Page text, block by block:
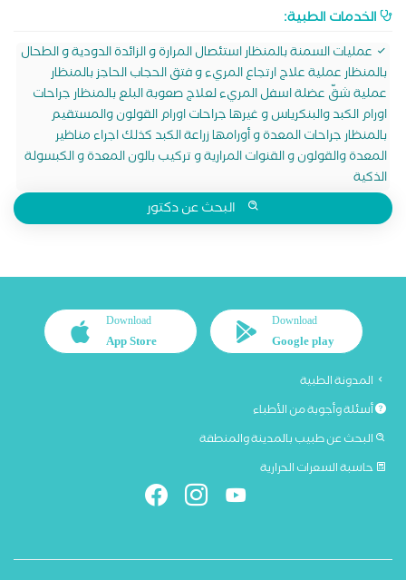
الخدمات الطبية:
عمليات السمنة بالمنظار استئصال المرارة و الزائدة الدودية و الطحال
بالمنظار عملية علاج ارتجاع المريء و فتق الحجاب الحاجز بالمنظار
عملية شقّ عضلة اسفل المريء لعلاج صعوبة البلع بالمنظار جراحات
اورام الكبد والبنكرياس و غيرها جراحات اورام القولون والمستقيم
بالمنظار جراحات المعدة و أورامها زراعة الكبد كذلك اجراء مناظير
المعدة والقولون و القنوات المرارية و تركيب بالون المعدة و الكبسولة
الذكية
البحث عن دكتور
Download
Google play
Download
App Store
المدونة الطبية
أسئلة وأجوبة من الأطباء
البحث عن طبيب بالمدينة والمنطقة
حاسبة السعرات الحرارية